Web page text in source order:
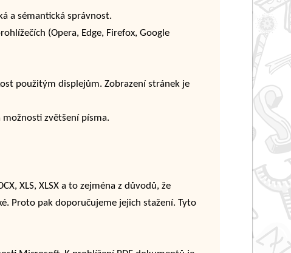
a sémantická správnost.
(Opera, Edge, Firefox, Google
použitým displejům. Zobrazení stránek je
zvětšení písma.
XLS, XLSX a to zejména z důvodů, že
Proto pak doporučujeme jejich stažení. Tyto